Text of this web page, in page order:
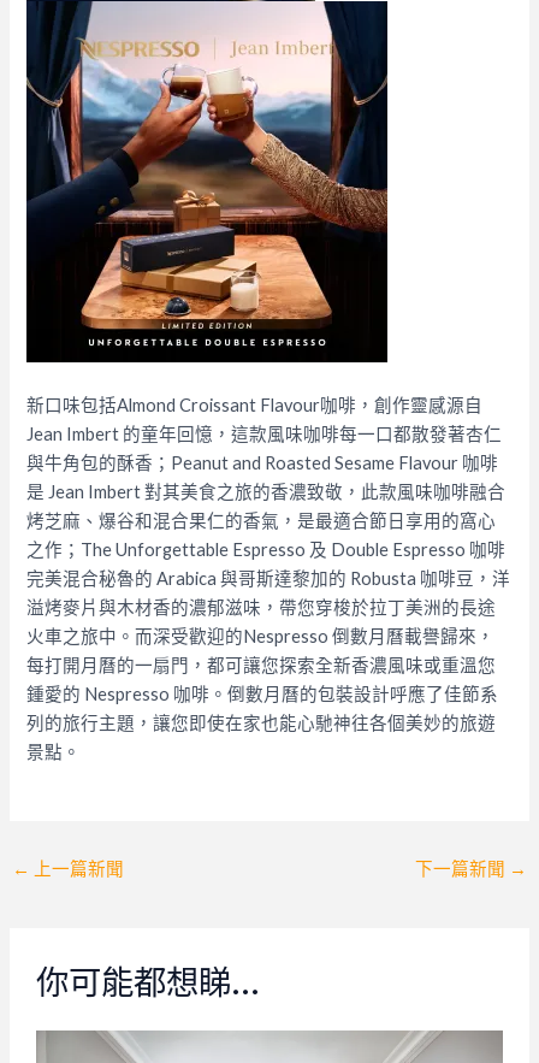
新口味包括Almond Croissant Flavour咖啡，創作靈感源自
Jean Imbert 的童年回憶，這款風味咖啡每一口都散發著杏仁
與牛角包的酥香；Peanut and Roasted Sesame Flavour 咖啡
是 Jean Imbert 對其美食之旅的香濃致敬，此款風味咖啡融合
烤芝麻、爆谷和混合果仁的香氣，是最適合節日享用的窩心
之作；The Unforgettable Espresso 及 Double Espresso 咖啡
完美混合秘魯的 Arabica 與哥斯達黎加的 Robusta 咖啡豆，洋
溢烤麥片與木材香的濃郁滋味，帶您穿梭於拉丁美洲的長途
火車之旅中。而深受歡迎的Nespresso 倒數月曆載譽歸來，
每打開月曆的一扇門，都可讓您探索全新香濃風味或重溫您
鍾愛的 Nespresso 咖啡。倒數月曆的包裝設計呼應了佳節系
列的旅行主題，讓您即使在家也能心馳神往各個美妙的旅遊
景點。
Post
← 上一篇新聞 下一篇新聞 →
你可能都想睇…